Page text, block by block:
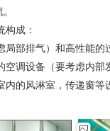
构成：
局部排气）和高性能的
调设备（要考虑内部
的风淋室，传递窗等